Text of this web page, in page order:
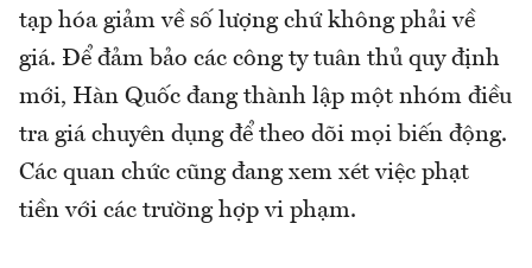
tạp hóa giảm về số lượng chứ không phải về
giá. Để đảm bảo các công ty tuân thủ quy định
mới, Hàn Quốc đang thành lập một nhóm điều
tra giá chuyên dụng để theo dõi mọi biến động.
Các quan chức cũng đang xem xét việc phạt
tiền với các trường hợp vi phạm.